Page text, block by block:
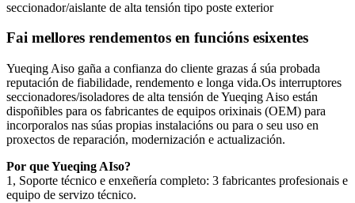
seccionador/aislante de alta tensión tipo poste exterior
Fai mellores rendementos en funcións esixentes
Yueqing Aiso gaña a confianza do cliente grazas á súa probada
reputación de fiabilidade, rendemento e longa vida.Os interruptores
seccionadores/isoladores de alta tensión de Yueqing Aiso están
dispoñibles para os fabricantes de equipos orixinais (OEM) para
incorporalos nas súas propias instalacións ou para o seu uso en
proxectos de reparación, modernización e actualización.
Por que Yueqing AIso?
1, Soporte técnico e enxeñería completo: 3 fabricantes profesionais e
equipo de servizo técnico.